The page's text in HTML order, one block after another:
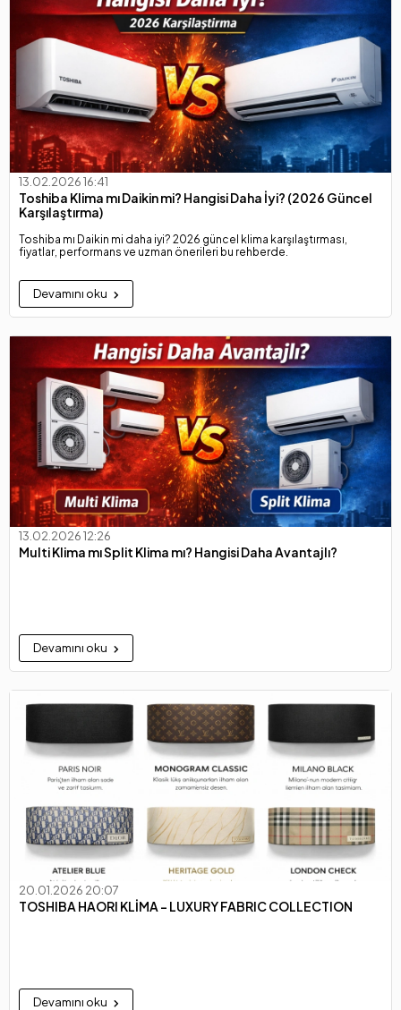
13.02.2026 16:41
Toshiba Klima mı Daikin mi? Hangisi Daha İyi? (2026 Güncel
Karşılaştırma)
Toshiba mı Daikin mi daha iyi? 2026 güncel klima karşılaştırması,
fiyatlar, performans ve uzman önerileri bu rehberde.
Devamını oku
13.02.2026 12:26
Multi Klima mı Split Klima mı? Hangisi Daha Avantajlı?
Devamını oku
20.01.2026 20:07
TOSHIBA HAORI KLİMA – LUXURY FABRIC COLLECTION
Devamını oku